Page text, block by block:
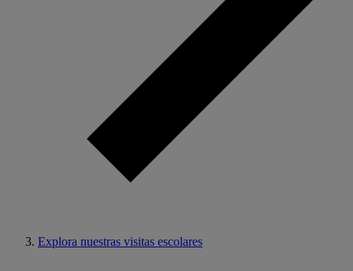
Explora nuestras visitas escolares